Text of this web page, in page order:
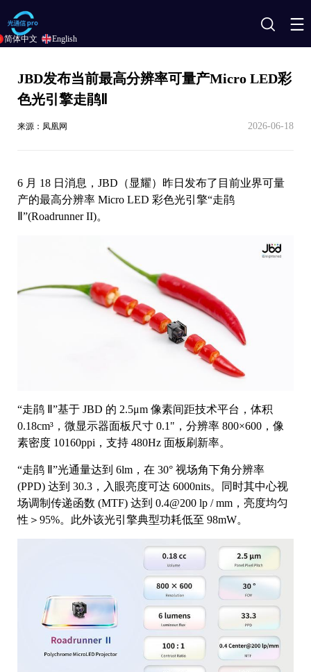
搜
JBD发布当前最高分辨率可量产Micro LED彩
色光引擎走鹃Ⅱ
来源：凤凰网 2026-06-18
6 月 18 日消息，JBD（显耀）昨日发布了目前业界可量
产的最高分辨率 Micro LED 彩色光引擎“走鹃
Ⅱ”(Roadrunner II)。
“走鹃 Ⅱ”基于 JBD 的 2.5μm 像素间距技术平台，体积
0.18cm³，微显示器面板尺寸 0.1"，分辨率 800×600，像
素密度 10160ppi，支持 480Hz 面板刷新率。
“走鹃 Ⅱ”光通量达到 6lm，在 30° 视场角下角分辨率
(PPD) 达到 30.3，入眼亮度可达 6000nits。同时其中心视
场调制传递函数 (MTF) 达到 0.4@200 lp / mm，亮度均匀
性＞95%。此外该光引擎典型功耗低至 98mW。
简体中文 English